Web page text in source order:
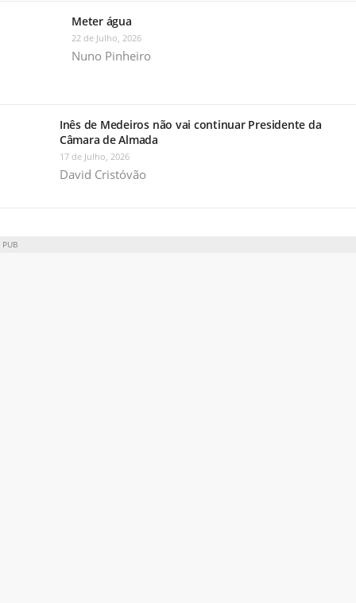
Meter água
22 de Julho, 2026
Nuno Pinheiro
Inês de Medeiros não vai continuar Presidente da
Câmara de Almada
17 de Julho, 2026
David Cristóvão
PUB